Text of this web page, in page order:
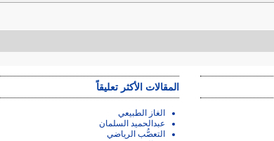
المقالات الأكثر تعليقاً
الغاز الطبيعي
عبدالحميد السلمان
التعصُّب الرياضي